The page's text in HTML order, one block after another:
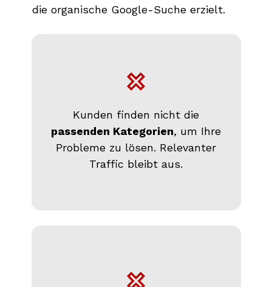
die organische Google-Suche erzielt.
Kunden finden nicht die
passenden Kategorien, um Ihre
Probleme zu lösen. Relevanter
Traffic bleibt aus.